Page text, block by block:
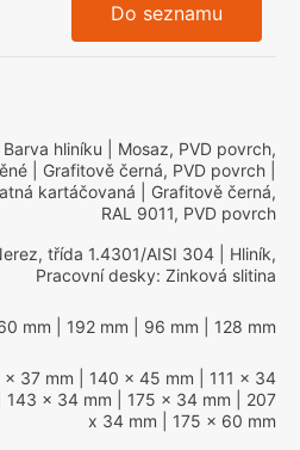
Do seznamu
| Barva hliníku | Mosaz, PVD povrch,
| Grafitově černá, PVD povrch
kartáčovaná | Grafitově černá,
RAL 9011, PVD povrch
třída 1.4301/AISI 304 | Hliník,
Pracovní desky: Zinková slitina
mm | 192 mm | 96 mm | 128 mm
x 37 mm | 140 x 45 mm | 111 x 34
| 143 x 34 mm | 175 x 34 mm | 207
x 34 mm | 175 x 60 mm